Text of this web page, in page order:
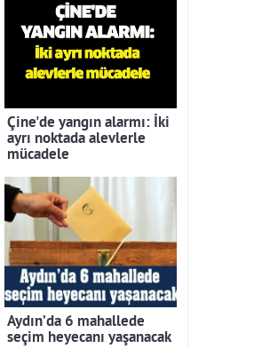
Çine'de yangın alarmı: İki
ayrı noktada alevlerle
mücadele
Aydın’da 6 mahallede
seçim heyecanı yaşanacak